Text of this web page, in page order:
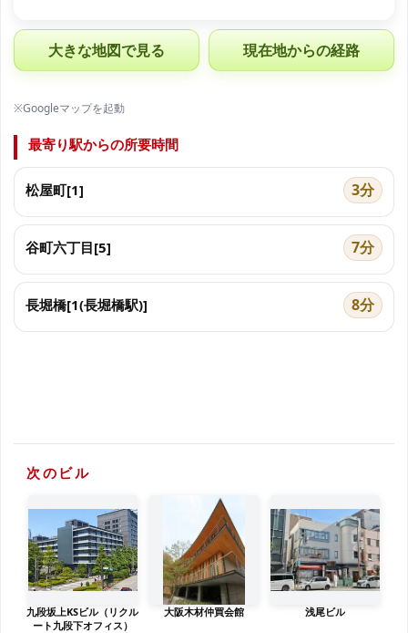
大きな地図で見る 現在地からの経路
※Googleマップを起動
最寄り駅からの所要時間
松屋町[1] 3分
谷町六丁目[5] 7分
長堀橋[1(長堀橋駅)] 8分
次のビル
九段坂上KSビル（リクル
ート九段下オフィス）
大阪木材仲買会館 浅尾ビル